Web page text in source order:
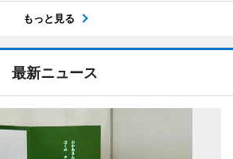
もっと見る
最新ニュース